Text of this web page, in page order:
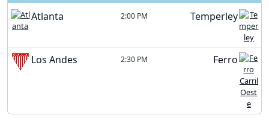
Atlanta
2:00 PM Temperley
Los Andes 2:30 PM Ferro